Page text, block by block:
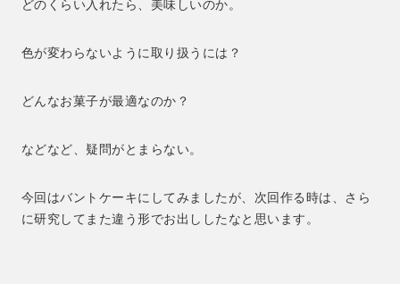
どのくらい入れたら、美味しいのか。
色が変わらないように取り扱うには？
どんなお菓子が最適なのか？
などなど、疑問がとまらない。
今回はバントケーキにしてみましたが、次回作る時は、さら
に研究してまた違う形でお出ししたなと思います。